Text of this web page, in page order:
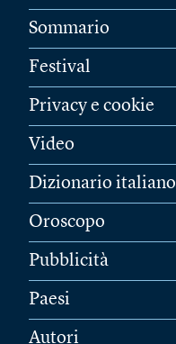
Sommario
Festival
Privacy e cookie
Video
Dizionario italiano
Oroscopo
Pubblicità
Paesi
Autori